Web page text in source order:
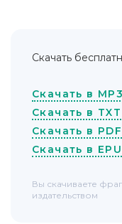
Скачать
Скачать в MP3
Скачать в TXT
Скачать в PDF
Скачать в
Вы скачиваете
издательством